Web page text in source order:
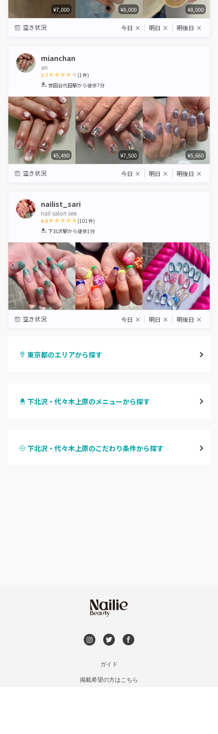
¥7,000 ¥8,000 ¥8,000
空き状況 今日 × 明日 × 明後日 ×
mianchan
an
3.7
1 2 3 4 5
(1件)
世田谷代田駅から徒歩7分
¥5,490 ¥7,500 ¥5,660
空き状況 今日 × 明日 × 明後日 ×
nailist_sari
nail salon see.
4.8
1 2 3 4 5
(101件)
下北沢駅から徒歩1分
空き状況 今日 × 明日 × 明後日 ×
東京都のエリアから探す
下北沢・代々木上原のメニューから探す
ハンドスカルプ
下北沢・代々木上原のこだわり条件から探す
ガイド
掲載希望の方はこちら